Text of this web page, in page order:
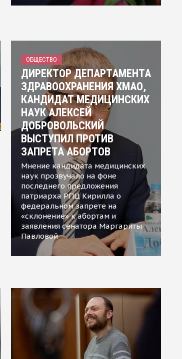
ОБЩЕСТВО
ДИРЕКТОР ДЕПАРТАМЕНТА
ЗДРАВООХРАНЕНИЯ ХМАО,
КАНДИДАТ МЕДИЦИНСКИХ
НАУК АЛЕКСЕЙ
ДОБРОВОЛЬСКИЙ
ВЫСТУПИЛ ПРОТИВ
ЗАПРЕТА АБОРТОВ
Мнение кандидата медицинских
наук прозвучало на фоне
последнего предложения
патриарха РПЦ Кирилла о
федеральном запрете на
«склонение» к абортам и
заявления сенатора Маргариты
Павловой